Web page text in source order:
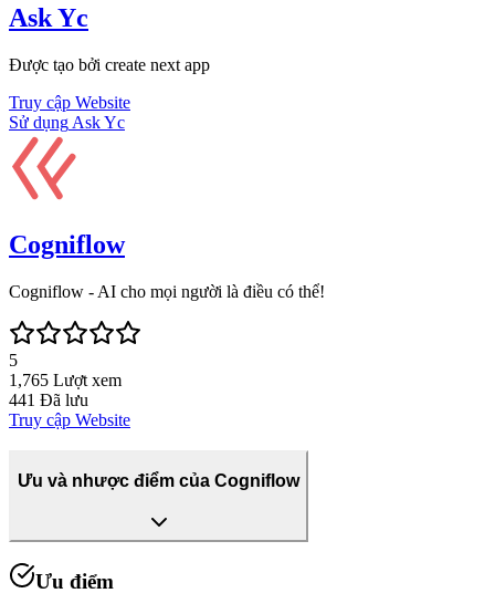
Ask Yc
Được tạo bởi create next app
Truy cập Website
Sử dụng Ask Yc
Cogniflow
Cogniflow - AI cho mọi người là điều có thể!
5
1,765 Lượt xem
441 Đã lưu
Truy cập Website
Ưu và nhược điểm của Cogniflow
Ưu điểm